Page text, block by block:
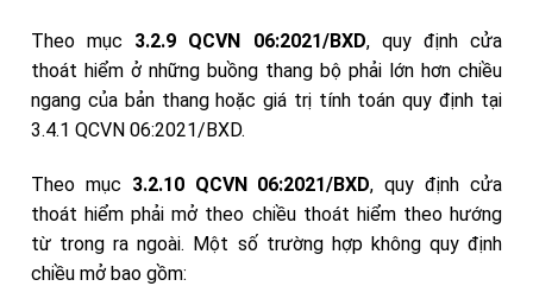
Theo mục 3.2.9 QCVN 06:2021/BXD, quy định cửa
thoát hiểm ở những buồng thang bộ phải lớn hơn chiều
ngang của bản thang hoặc giá trị tính toán quy định tại
3.4.1 QCVN 06:2021/BXD.
Theo mục 3.2.10 QCVN 06:2021/BXD, quy định cửa
thoát hiểm phải mở theo chiều thoát hiểm theo hướng
từ trong ra ngoài. Một số trường hợp không quy định
chiều mở bao gồm: